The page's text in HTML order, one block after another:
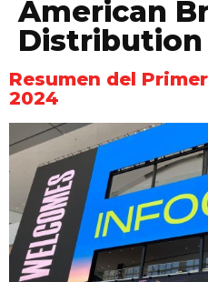
American
Distribution
Resumen del
2024